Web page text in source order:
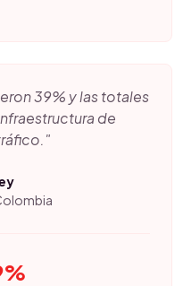
39% y las totales
de